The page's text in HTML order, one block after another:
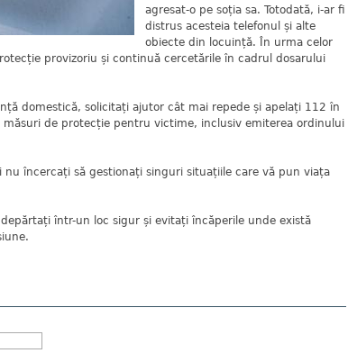
agresat-o pe soția sa. Totodată, i-ar fi
distrus acesteia telefonul și alte
obiecte din locuință. În urma celor
provizoriu și continuă cercetările în cadrul dosarului
domestică, solicitați ajutor cât mai repede și apelați 112 în
de protecție pentru victime, inclusiv emiterea ordinului
încercați să gestionați singuri situațiile care vă pun viața
într-un loc sigur și evitați încăperile unde există